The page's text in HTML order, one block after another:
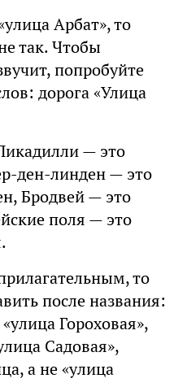
Арбат», то
так. Чтобы
попробуйте
дорога «Улица
— это
ден-линден — это
Бродвей — это
поля — это
то
после названия:
Гороховая»,
Садовая»,
а не «улица